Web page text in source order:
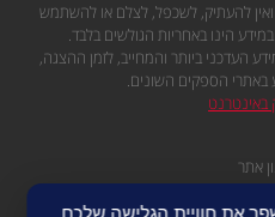
ואין להעתיק, לשכפל, לצלם או להשתמש
הינו באחריות הגולשים בלבד.
העדכני ביותר והמחייב, לזמן ההצגה,
באתרי הספקים השונים.
באינטרנט
אתר
פרטיותאת חוויית הגלישה שלכם